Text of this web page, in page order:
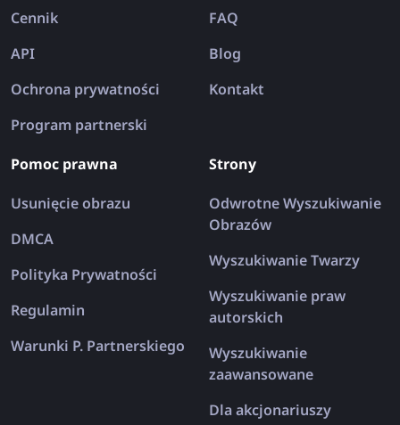
Cennik
API
Ochrona prywatności
Program partnerski
FAQ
Blog
Kontakt
Pomoc prawna
Usunięcie obrazu
DMCA
Polityka Prywatności
Regulamin
Warunki P. Partnerskiego
Strony
Odwrotne Wyszukiwanie
Obrazów
Wyszukiwanie Twarzy
Wyszukiwanie praw
autorskich
Wyszukiwanie
zaawansowane
Dla akcjonariuszy